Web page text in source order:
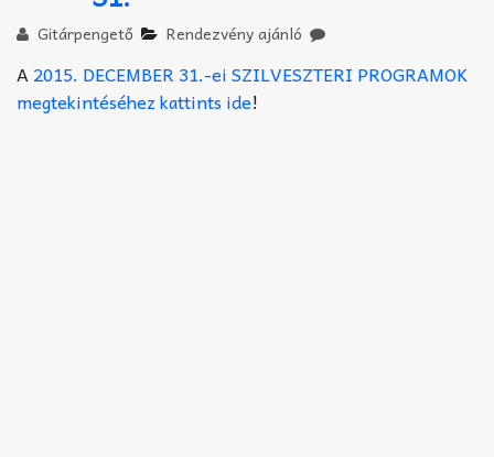
Improvizáció
Gitárpengető Rendezvény ajánló
A2015. DECEMBER 31.-ei SZILVESZTERI PROGRAMOK
megtekintéséhez kattints ide!